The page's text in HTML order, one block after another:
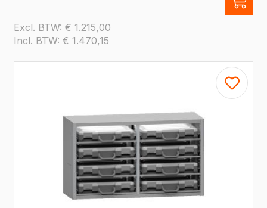
Excl. BTW: € 1.215,00
Incl. BTW: € 1.470,15